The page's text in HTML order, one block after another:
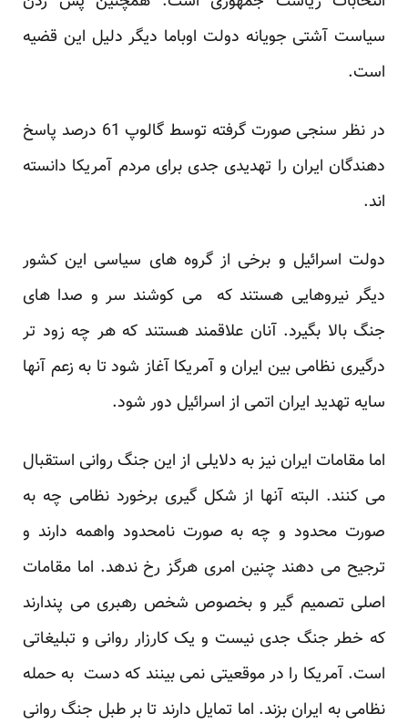
سیاست آشتی جویانه دولت اوباما دیگر دلیل این قضیه
است.
در نظر سنجی صورت گرفته توسط گالوپ 61 درصد پاسخ
دهندگان ایران را تهدیدی جدی برای مردم آمریکا دانسته
اند.
دولت اسرائیل و برخی از گروه های سیاسی این کشور
دیگر نیروهایی هستند که می کوشند سر و صدا های
جنگ بالا بگیرد. آنان علاقمند هستند که هر چه زود تر
درگیری نظامی بین ایران و آمریکا آغاز شود تا به زعم آنها
سایه تهدید ایران اتمی از اسرائیل دور شود.
اما مقامات ایران نیز به دلایلی از این جنگ روانی استقبال
می کنند. البته آنها از شکل گیری برخورد نظامی چه به
صورت محدود و چه به صورت نامحدود واهمه دارند و
ترجیح می دهند چنین امری هرگز رخ ندهد. اما مقامات
اصلی تصمیم گیر و بخصوص شخص رهبری می پندارند
که خطر جنگ جدی نیست و یک کارزار روانی و تبلیغاتی
است. آمریکا را در موقعیتی نمی بینند که دست به حمله
نظامی به ایران بزند. اما تمایل دارند تا بر طبل جنگ روانی